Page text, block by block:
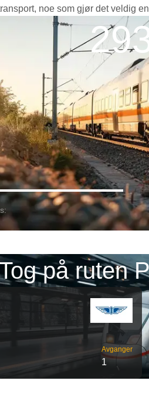
noe som gjør det veldig
på ruten
Avganger
1